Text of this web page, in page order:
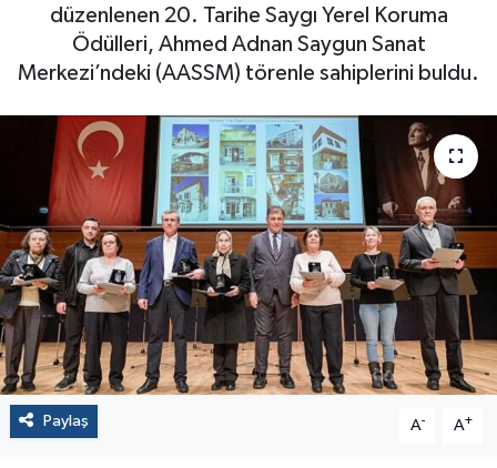
düzenlenen 20. Tarihe Saygı Yerel Koruma
Ödülleri, Ahmed Adnan Saygun Sanat
Merkezi’ndeki (AASSM) törenle sahiplerini buldu.
Paylaş A- A+
Süper Lig Puan Durumu ve Fikstür
Tüm Manşetler
Son Dakika Haberleri
Haber Arşivi